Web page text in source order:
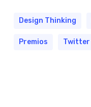
Design Thinking
Premios Twitter